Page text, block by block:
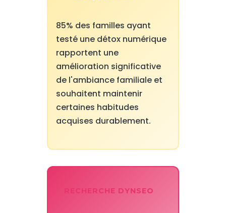
85% des familles ayant
testé une détox numérique
rapportent une
amélioration significative
de l'ambiance familiale et
souhaitent maintenir
certaines habitudes
acquises durablement.
RECHERCHE DYNSEO